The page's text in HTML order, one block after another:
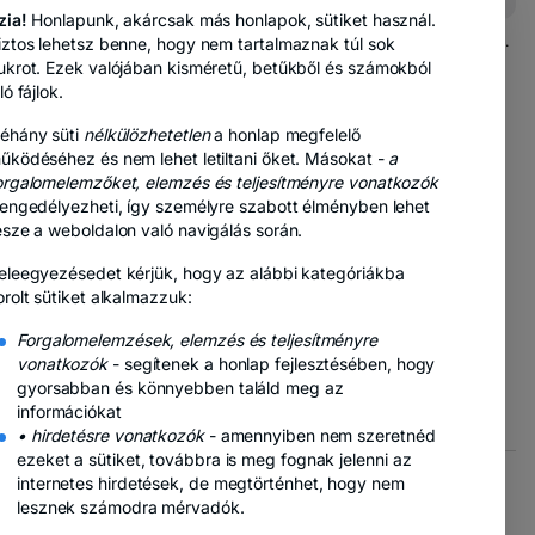
új
lapon
nyílik
meg
politika-
lapon
nyílik
Bármikor felmondhatsz,lásd a részleteket -.
jogok gyakorlása- új lapon nyílik meg
Marketing opciók
Honlapunk, akárcsak más honlapok, sütiket használ.
lehetsz benne, hogy nem tartalmaznak túl sok
Ezek valójában kisméretű, betűkből és számokból
fájlok.
süti nélkülözhetetlena honlap megfelelő
és nem lehet letiltani őket. Másokat - a
elemzés és teljesítményre vonatkozók
így személyre szabott élményben lehet
a weboldalon való navigálás során.
kérjük, hogy az alábbi kategóriákba
sütiket alkalmazzuk:
Forgalomelemzések, elemzés és teljesítményre
vonatkozók- segítenek a honlap fejlesztésében, hogy
gyorsabban és könnyebben találd meg az
információkat
• hirdetésre vonatkozók - amennyiben nem szeretnéd
ezeket a sütiket, továbbra is meg fognak jelenni az
internetes hirdetések, de megtörténhet, hogy nem
lesznek számodra mérvadók.